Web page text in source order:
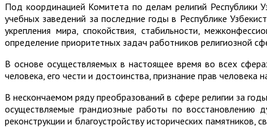
Под координацией Комитета по делам религий Республики
учебных заведений за последние годы в Республике
укрепления мира, спокойствия, стабильности,
определение приоритетных задач работников религиозной
В основе осуществляемых в настоящее время во всех
человека, его чести и достоинства, признание прав человека
В нескончаемом ряду преобразований в сфере религии за
осуществляемые грандиозные работы по восстановлению
реконструкции и благоустройству исторических